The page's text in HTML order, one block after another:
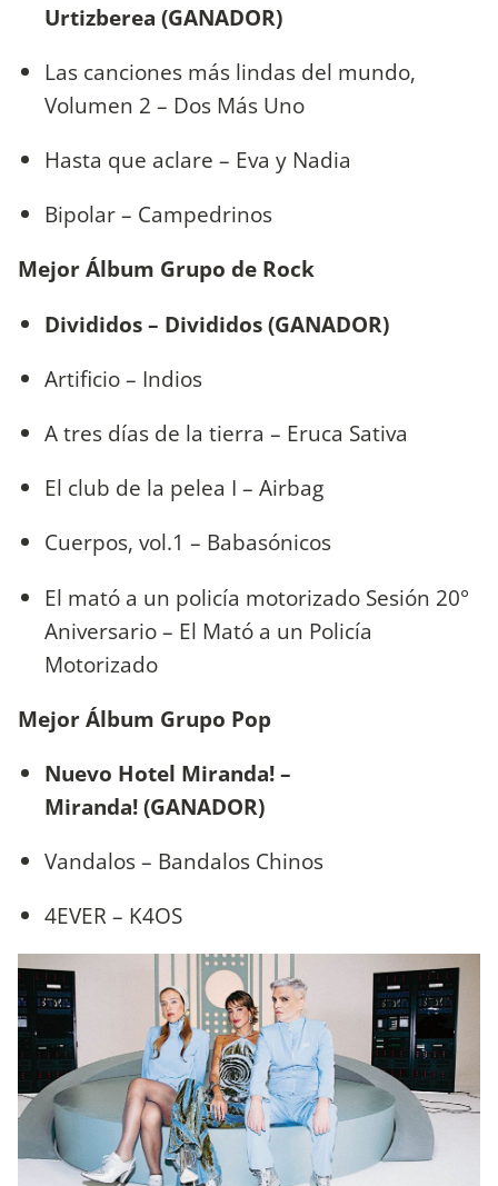
Urtizberea (GANADOR)
Las canciones más lindas del mundo,
Volumen 2 – Dos Más Uno
Hasta que aclare – Eva y Nadia
Bipolar – Campedrinos
Mejor Álbum Grupo de Rock
Divididos – Divididos (GANADOR)
Artificio – Indios
A tres días de la tierra – Eruca Sativa
El club de la pelea I – Airbag
Cuerpos, vol.1 – Babasónicos
El mató a un policía motorizado Sesión 20°
Aniversario – El Mató a un Policía
Motorizado
Mejor Álbum Grupo Pop
Nuevo Hotel Miranda! –
Miranda! (GANADOR)
Vandalos – Bandalos Chinos
4EVER – K4OS